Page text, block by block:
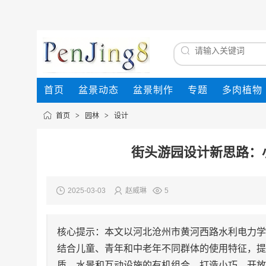
首页 盆景动态 盆景制作 专题 多肉植物
首页 > 园林 > 设计
街头游园设计新思路
2025-03-03 赵威琳 5
核心提示：本文以河北沧州市黄河西路水利电力
结合儿童、青年和中老年不同群体的使用特征，